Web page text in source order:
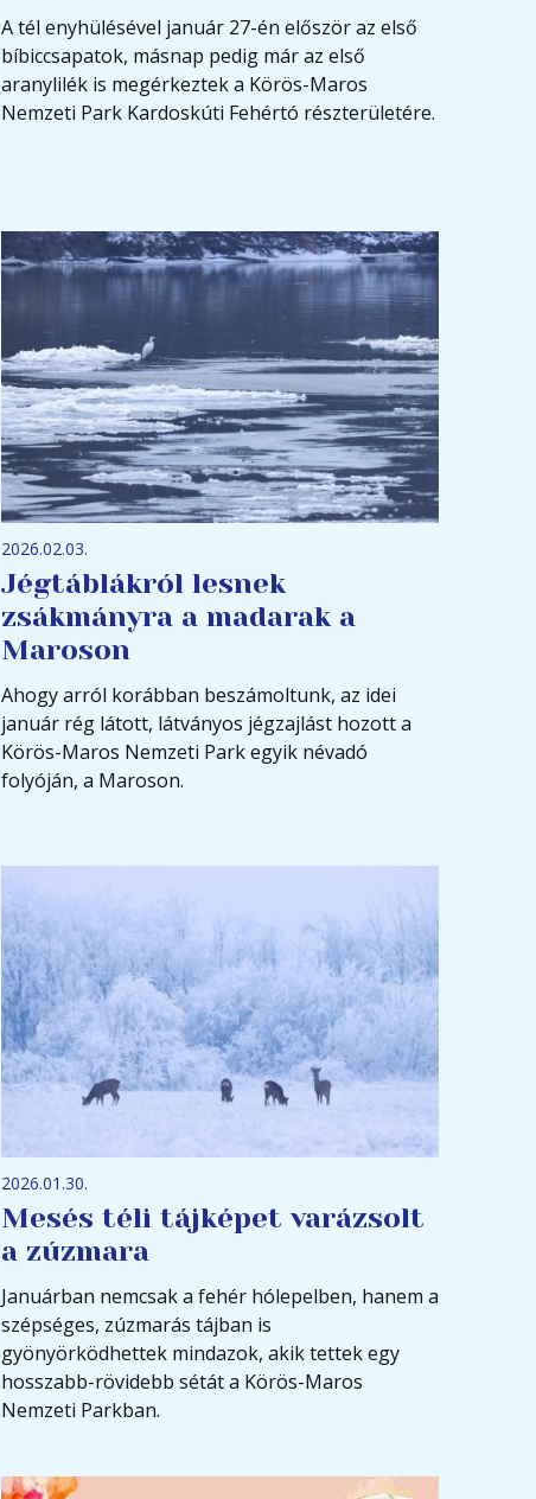
A tél enyhülésével január 27-én először az első
bíbiccsapatok, másnap pedig már az első
aranylilék is megérkeztek a Körös-Maros
Nemzeti Park Kardoskúti Fehértó részterületére.
2026.02.03.
Jégtáblákról lesnek
zsákmányra a madarak a
Maroson
Ahogy arról korábban beszámoltunk, az idei
január rég látott, látványos jégzajlást hozott a
Körös-Maros Nemzeti Park egyik névadó
folyóján, a Maroson.
2026.01.30.
Mesés téli tájképet varázsolt
a zúzmara
Januárban nemcsak a fehér hólepelben, hanem a
szépséges, zúzmarás tájban is
gyönyörködhettek mindazok, akik tettek egy
hosszabb-rövidebb sétát a Körös-Maros
Nemzeti Parkban.